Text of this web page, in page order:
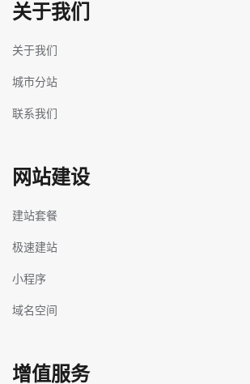
关于我们
关于我们
城市分站
联系我们
网站建设
建站套餐
极速建站
小程序
域名空间
增值服务